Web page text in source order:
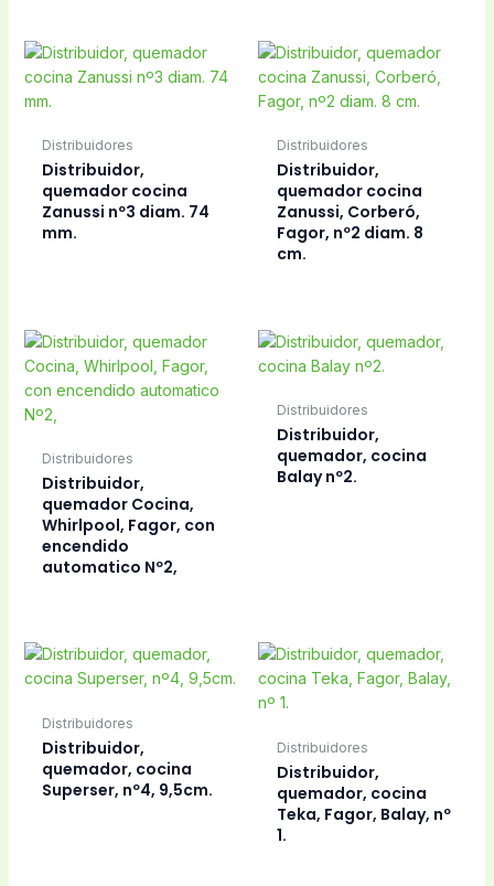
Distribuidores
Distribuidor,
quemador cocina
Zanussi nº3 diam. 74
mm.
Distribuidores
Distribuidor,
quemador cocina
Zanussi, Corberó,
Fagor, nº2 diam. 8
cm.
Distribuidores
Distribuidor,
quemador Cocina,
Whirlpool, Fagor, con
encendido
automatico Nº2,
Distribuidores
Distribuidor,
quemador, cocina
Balay nº2.
Distribuidores
Distribuidor,
quemador, cocina
Superser, nº4, 9,5cm.
Distribuidores
Distribuidor,
quemador, cocina
Teka, Fagor, Balay, nº
1.